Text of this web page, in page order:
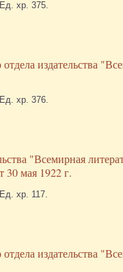
хр. 375.
издательства
хр. 376.
"Всемирная
30 мая 1922 г.
хр. 117.
издательства